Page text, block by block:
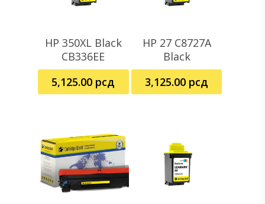
Dodaj U Korpu
HP 350XL Black
CB336EE
5,125.00 рсд
Pročitajte Još
HP 27 C8727A
Black
3,125.00 рсд